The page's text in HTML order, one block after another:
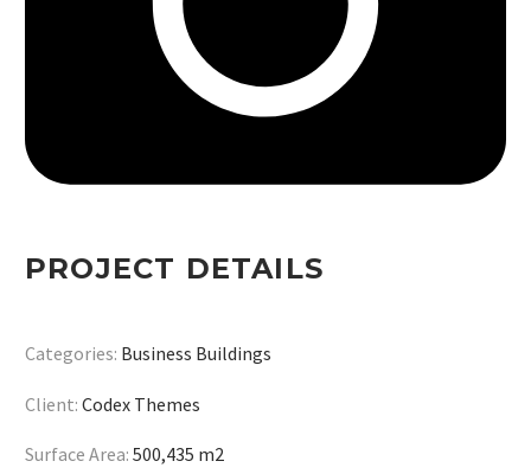
PROJECT DETAILS
Categories: Business Buildings
Client: Codex Themes
Surface Area: 500,435 m2